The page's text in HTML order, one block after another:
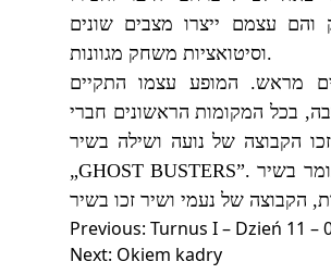
עצמם ייצרו מצבים שונים
וסיטואציות משחק מגוונות.
מראש. המופע עצמו התקיים
, בכל המקומות הראשונים חברי
„GHOST BUSTERS”.
,
Nawigacja
Previous: Turnus I – Dzień 11 –
Next: Okiem kadry